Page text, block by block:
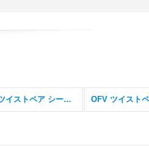
OFV ツイストペア シールドなし